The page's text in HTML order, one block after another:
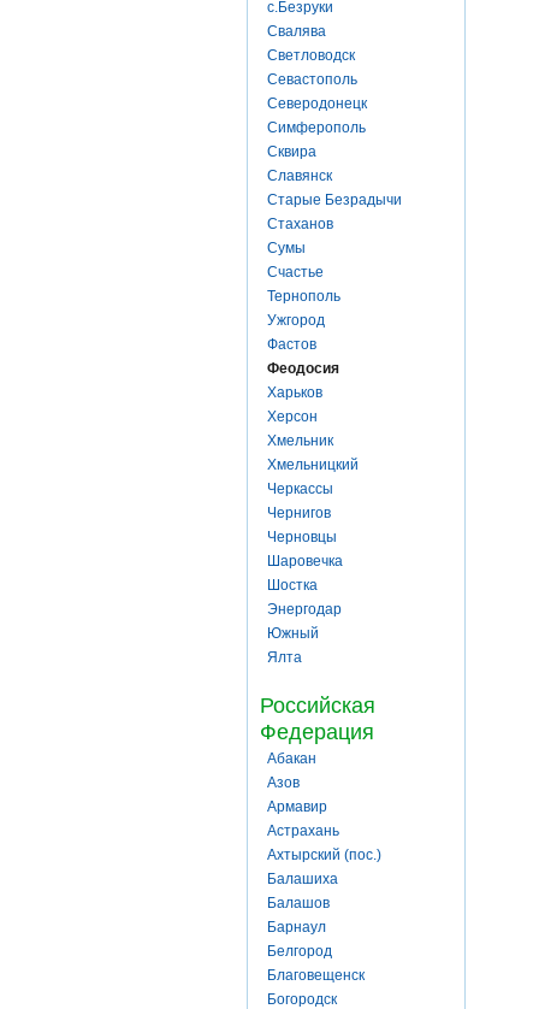
с.Безруки
Свалява
Светловодск
Севастополь
Северодонецк
Симферополь
Сквира
Славянск
Старые Безрадычи
Стаханов
Сумы
Счастье
Тернополь
Ужгород
Фастов
Феодосия
Харьков
Херсон
Хмельник
Хмельницкий
Черкассы
Чернигов
Черновцы
Шаровечка
Шостка
Энергодар
Южный
Ялта
Российская
Федерация
Абакан
Азов
Армавир
Астрахань
Ахтырский (пос.)
Балашиха
Балашов
Барнаул
Белгород
Благовещенск
Богородск